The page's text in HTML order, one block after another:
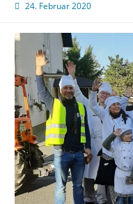
24. Februar 2020